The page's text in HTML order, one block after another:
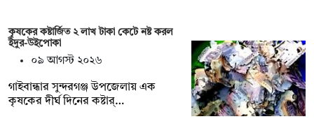
কৃষকের কষ্টার্জিত ২ লাখ টাকা কেটে নষ্ট করল
ইঁদুর-উইপোকা
০৯ আগস্ট ২০২৬
গাইবান্ধার সুন্দরগঞ্জ উপজেলায় এক
কৃষকের দীর্ঘ দিনের কষ্টার্…